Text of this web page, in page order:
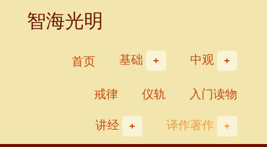
智海光明
首页 基础
中观
戒律
仪轨
入门读物
讲经
译作著作